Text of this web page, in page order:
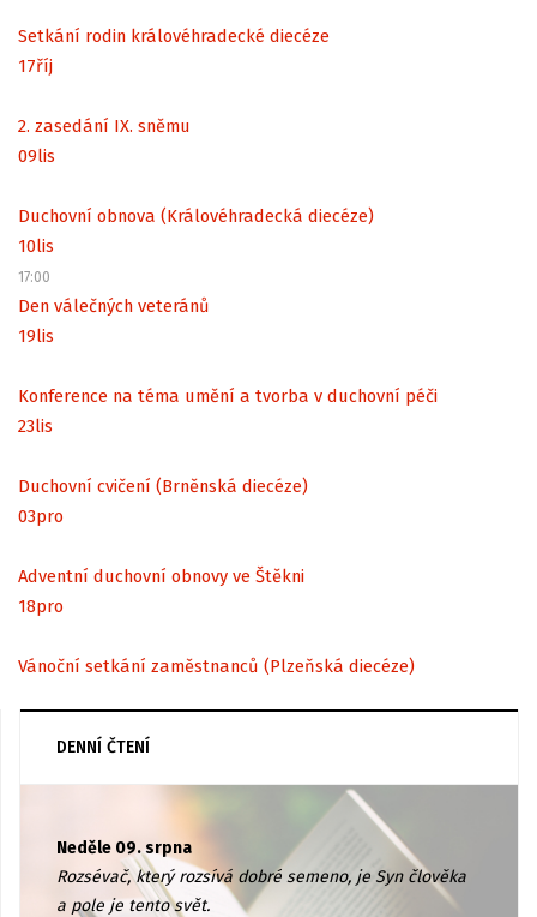
Setkání rodin královéhradecké diecéze
17říj
2. zasedání IX. sněmu
09lis
Duchovní obnova (Královéhradecká diecéze)
10lis
17:00
Den válečných veteránů
19lis
Konference na téma umění a tvorba v duchovní péči
23lis
Duchovní cvičení (Brněnská diecéze)
03pro
Adventní duchovní obnovy ve Štěkni
18pro
Vánoční setkání zaměstnanců (Plzeňská diecéze)
DENNÍ ČTENÍ
Neděle 09. srpna
Rozsévač, který rozsívá dobré semeno, je Syn člověka
a pole je tento svět.